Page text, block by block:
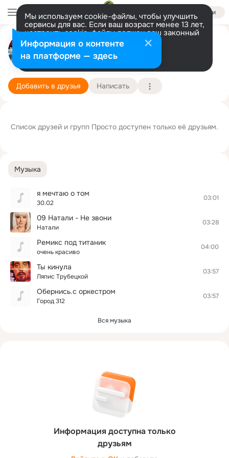
Войти
Мы используем cookie-файлы, чтобы улучшить
сервисы для вас. Если ваш возраст менее 13 лет,
настроить cookie-файлы должен ваш законный
представитель. Больше информации
Разрешить все Настроить
Просто я
Солигорск 3 ноября Подробнее
Добавить в друзья Написать
Музыка
я мечтаю о том
30.02
03:01
09 Натали - Не звони
Натали
03:28
Ремикс под титаник
очень красиво
04:00
Ты кинула
Ляпис Трубецкой
03:57
Обернись.с оркестром
Город 312
03:57
Вся музыка
Информация доступна только
друзьям
Список друзей и групп Просто доступен только её друзьям.
Информация о контенте
на платформе — здесь